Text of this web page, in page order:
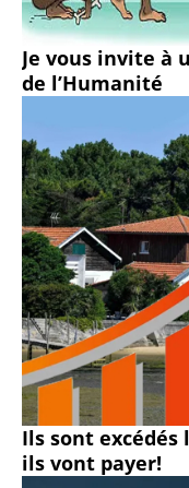
Je vous invite à
de l’Humanité
Ils sont
ils vont payer!